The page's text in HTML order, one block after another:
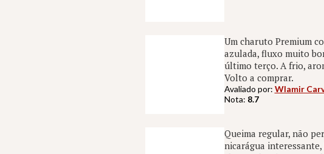
Um charuto Premium
azulada, fluxo muito
último terço. A frio,
Volto a comprar.
Avaliado por: Wlamir
Nota: 8.7
Queima regular, não
nicarágua